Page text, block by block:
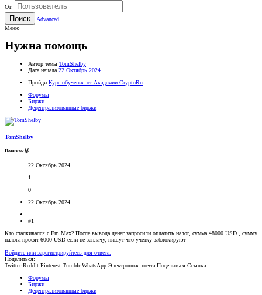
От:
Поиск
Advanced...
Меню
Нужна помощь
Автор темы TomShelby
Дата начала 22 Октябрь 2024
Пройди Курс обучения от Академии CryptoRu
Форумы
Биржи
Децентрализованные биржи
TomShelby
Новичок🥉
22 Октябрь 2024
1
0
22 Октябрь 2024
#1
Кто сталкивался с Em Max? После вывода денег запросили оплатить налог, сумма 48000 USD , сумму
налога просят 6000 USD если не заплачу, пишут что учётку заблокируют
Войдите или зарегистрируйтесь для ответа.
Поделиться:
Twitter Reddit Pinterest Tumblr WhatsApp Электронная почта Поделиться Ссылка
Форумы
Биржи
Децентрализованные биржи